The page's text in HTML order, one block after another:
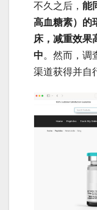
不久之后， 能
高血糖素）的
床，减重效果
中。然而，调
渠道获得并自